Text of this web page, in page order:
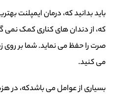
باید بدانید که، درمان ایمپلنت
که، از دندان های کناری کمک نمی
صرت را حفظ می نماید. شما بر روی
می کنید.
بسیاری از عوامل می باشدکه، در